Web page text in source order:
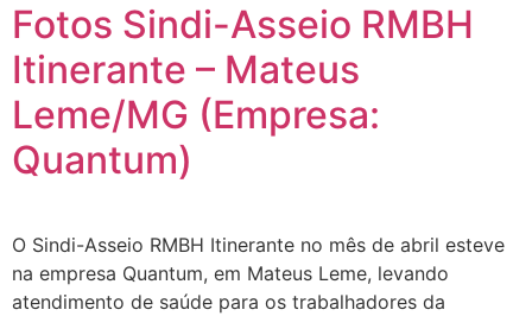
Fotos Sindi-Asseio RMBH
Itinerante – Mateus
Leme/MG (Empresa:
Quantum)
O Sindi-Asseio RMBH Itinerante no mês de abril esteve
na empresa Quantum, em Mateus Leme, levando
atendimento de saúde para os trabalhadores da